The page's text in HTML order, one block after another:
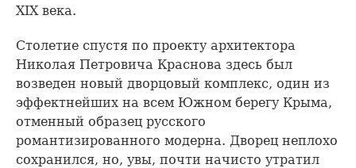
XIX века.
Столетие спустя по проекту архитектора
Николая Петровича Краснова здесь был
возведен новый дворцовый комплекс, один из
эффектнейших на всем Южном берегу Крыма,
отменный образец русского
романтизированного модерна. Дворец неплохо
сохранился, но, увы, почти начисто утратил